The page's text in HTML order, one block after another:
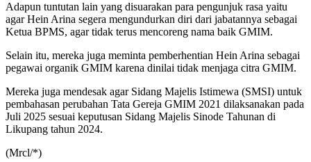
Adapun tuntutan lain yang disuarakan para pengunjuk rasa yaitu
agar Hein Arina segera mengundurkan diri dari jabatannya sebagai
Ketua BPMS, agar tidak terus mencoreng nama baik GMIM.
Selain itu, mereka juga meminta pemberhentian Hein Arina sebagai
pegawai organik GMIM karena dinilai tidak menjaga citra GMIM.
Mereka juga mendesak agar Sidang Majelis Istimewa (SMSI) untuk
pembahasan perubahan Tata Gereja GMIM 2021 dilaksanakan pada
Juli 2025 sesuai keputusan Sidang Majelis Sinode Tahunan di
Likupang tahun 2024.
(Mrcl/*)